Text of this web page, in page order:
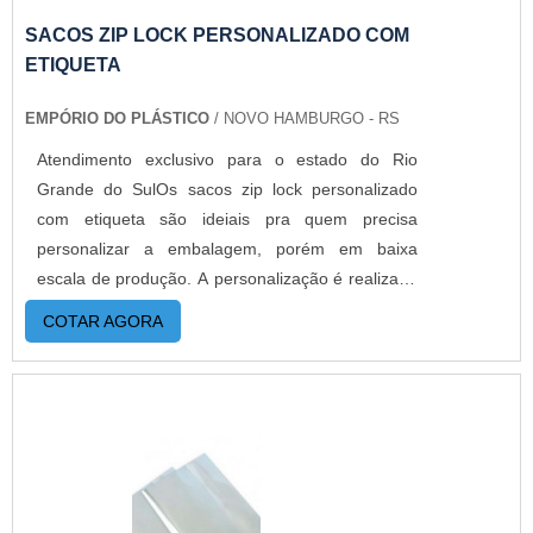
a produção com fábricas ainda mais modernas e
custos reduzidos. Aumentando, assim, o mix de
em pequenas quantidades. Para saber mais
informações, basta solicitar um orçamento..
SACOS ZIP LOCK PERSONALIZADO COM
ETIQUETA
EMPÓRIO DO PLÁSTICO / NOVO HAMBURGO - RS
Atendimento exclusivo para o estado do Rio
Grande do SulOs sacos zip lock personalizado
com etiqueta são ideiais pra quem precisa
personalizar a embalagem, porém em baixa
escala de produção. A personalização é realizada
através de etiquetas adesivas aonde é impressa
todos os dados que o cliente solicita ,dando um
acabamento tão perfeito que se assemelha muito
Estabilidade; Resistência;
Flexibilidade.DETALHES SOBRE O
FUNCIONAMENTO DO PRODUTOEssa é uma
COTAR AGORA